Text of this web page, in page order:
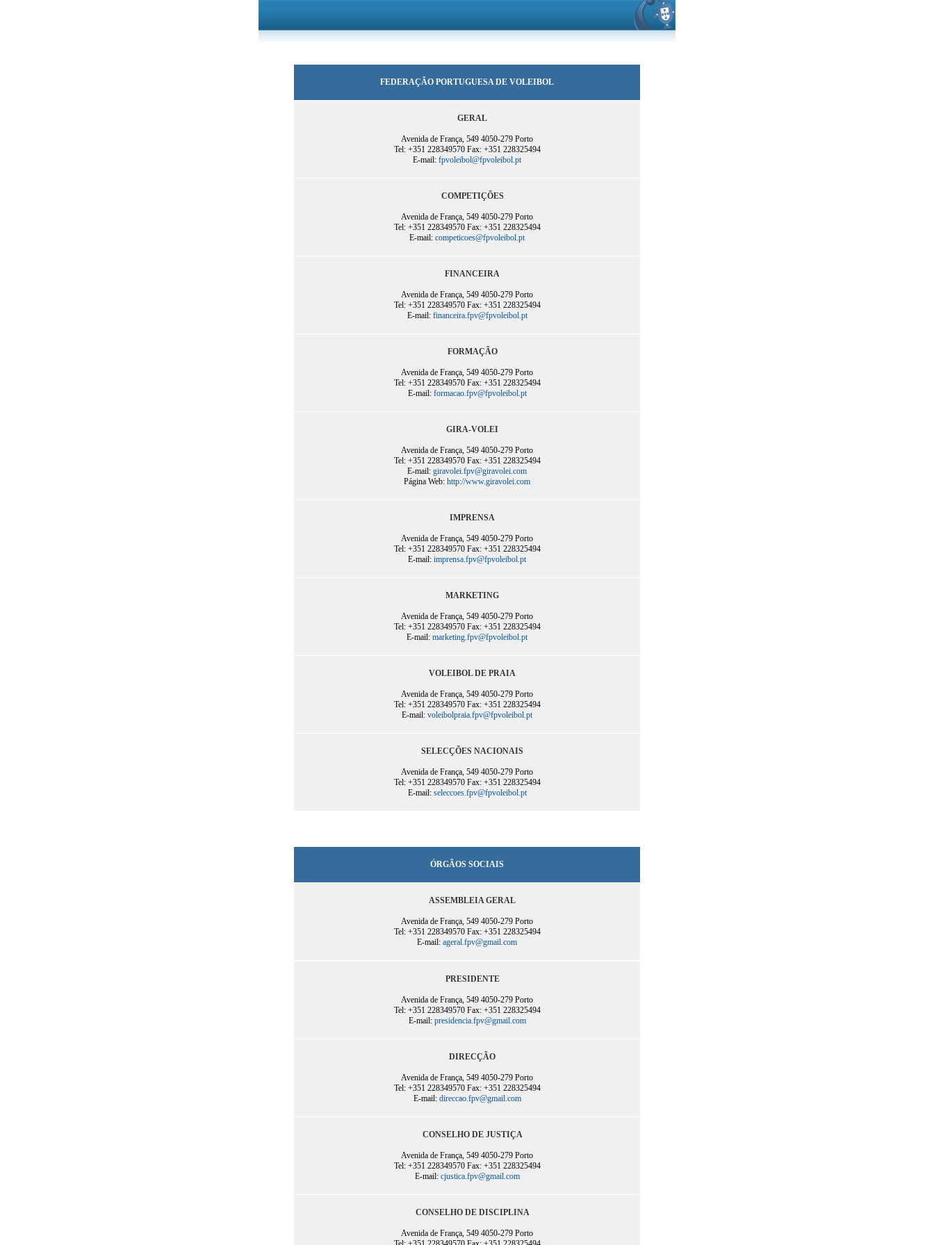
FEDERAÇÃO PORTUGUESA DE VOLEIBOL
GERAL
Avenida de França, 549 4050-279 Porto
Tel: +351 228349570 Fax: +351 228325494
E-mail: fpvoleibol@fpvoleibol.pt
COMPETIÇÕES
Avenida de França, 549 4050-279 Porto
Tel: +351 228349570 Fax: +351 228325494
E-mail: competicoes@fpvoleibol.pt
FINANCEIRA
Avenida de França, 549 4050-279 Porto
Tel: +351 228349570 Fax: +351 228325494
E-mail: financeira.fpv@fpvoleibol.pt
FORMAÇÃO
Avenida de França, 549 4050-279 Porto
Tel: +351 228349570 Fax: +351 228325494
E-mail: formacao.fpv@fpvoleibol.pt
GIRA-VOLEI
Avenida de França, 549 4050-279 Porto
Tel: +351 228349570 Fax: +351 228325494
E-mail: giravolei.fpv@giravolei.com
Página Web: http://www.giravolei.com
IMPRENSA
Avenida de França, 549 4050-279 Porto
Tel: +351 228349570 Fax: +351 228325494
E-mail: imprensa.fpv@fpvoleibol.pt
MARKETING
Avenida de França, 549 4050-279 Porto
Tel: +351 228349570 Fax: +351 228325494
E-mail: marketing.fpv@fpvoleibol.pt
VOLEIBOL DE PRAIA
Avenida de França, 549 4050-279 Porto
Tel: +351 228349570 Fax: +351 228325494
E-mail: voleibolpraia.fpv@fpvoleibol.pt
SELECÇÕES NACIONAIS
Avenida de França, 549 4050-279 Porto
Tel: +351 228349570 Fax: +351 228325494
E-mail: seleccoes.fpv@fpvoleibol.pt
ÓRGÃOS SOCIAIS
ASSEMBLEIA GERAL
Avenida de França, 549 4050-279 Porto
Tel: +351 228349570 Fax: +351 228325494
E-mail: ageral.fpv@gmail.com
PRESIDENTE
Avenida de França, 549 4050-279 Porto
Tel: +351 228349570 Fax: +351 228325494
E-mail: presidencia.fpv@gmail.com
DIRECÇÃO
Avenida de França, 549 4050-279 Porto
Tel: +351 228349570 Fax: +351 228325494
E-mail: direccao.fpv@gmail.com
CONSELHO DE JUSTIÇA
Avenida de França, 549 4050-279 Porto
Tel: +351 228349570 Fax: +351 228325494
E-mail: cjustica.fpv@gmail.com
CONSELHO DE DISCIPLINA
Avenida de França, 549 4050-279 Porto